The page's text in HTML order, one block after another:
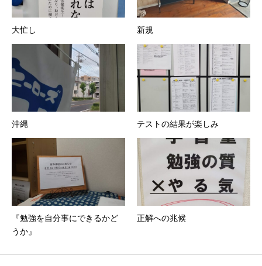
大忙し 新規
沖縄 テストの結果が楽しみ
『勉強を自分事にできるかど
うか』
正解への兆候